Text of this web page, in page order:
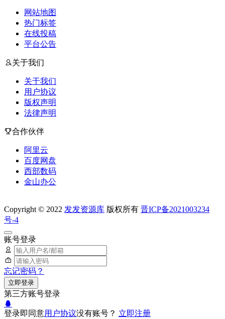
网站地图
热门标签
在线投稿
平台公告
关于我们
关于我们
用户协议
版权声明
法律声明
合作伙伴
阿里云
百度网盘
西部数码
金山办公
Copyright © 2022 发发资源库 版权所有 晋ICP备2021003234
号-4
账号登录
忘记密码？
立即登录
第三方账号登录
登录即同意用户协议没有账号？ 立即注册